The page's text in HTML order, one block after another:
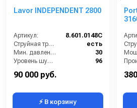
Lavor INDEPENDENT 2800
Артикул:
8.601.0148C
Струйная трубка (копьё):
есть
Мин. давление (бар):
30
Уровень шума (дБ):
96
Производительность (л/ч):
90 000 руб.
⚡ В корзину